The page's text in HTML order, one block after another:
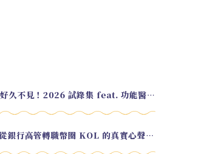
EP.220 好久不見！2026 試錄集 feat. 功能醫學營養師 美寶
EP.219 從銀行高管轉職幣圈 KOL 的真實心聲 feat.龜大